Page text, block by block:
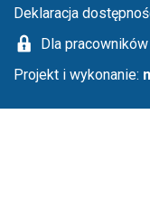
Deklaracja
Dla pracowników
Projekt i wykonanie: